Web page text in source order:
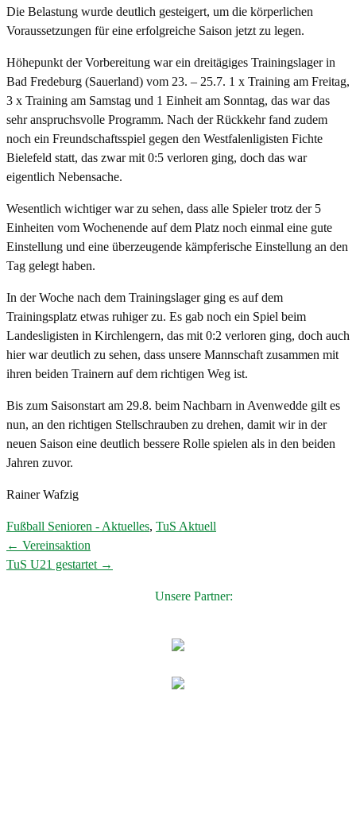
Die Belastung wurde deutlich gesteigert, um die körperlichen
Voraussetzungen für eine erfolgreiche Saison jetzt zu legen.
Höhepunkt der Vorbereitung war ein dreitägiges Trainingslager in
Bad Fredeburg (Sauerland) vom 23. – 25.7. 1 x Training am Freitag,
3 x Training am Samstag und 1 Einheit am Sonntag, das war das
sehr anspruchsvolle Programm. Nach der Rückkehr fand zudem
noch ein Freundschaftsspiel gegen den Westfalenligisten Fichte
Bielefeld statt, das zwar mit 0:5 verloren ging, doch das war
eigentlich Nebensache.
Wesentlich wichtiger war zu sehen, dass alle Spieler trotz der 5
Einheiten vom Wochenende auf dem Platz noch einmal eine gute
Einstellung und eine überzeugende kämpferische Einstellung an den
Tag gelegt haben.
In der Woche nach dem Trainingslager ging es auf dem
Trainingsplatz etwas ruhiger zu. Es gab noch ein Spiel beim
Landesligisten in Kirchlengern, das mit 0:2 verloren ging, doch auch
hier war deutlich zu sehen, dass unsere Mannschaft zusammen mit
ihren beiden Trainern auf dem richtigen Weg ist.
Bis zum Saisonstart am 29.8. beim Nachbarn in Avenwedde gilt es
nun, an den richtigen Stellschrauben zu drehen, damit wir in der
neuen Saison eine deutlich bessere Rolle spielen als in den beiden
Jahren zuvor.
Rainer Wafzig
Fußball Senioren - Aktuelles, TuS Aktuell
Post
navigation
← Vereinsaktion
TuS U21 gestartet →
Unsere Partner: